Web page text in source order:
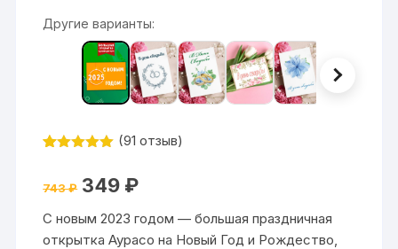
Другие варианты:
на основе
пользовател
я
(91 отзыв)
743₽ Первоначальная
цена
743 ₽.
349 ₽Текущая
С новым 2023 годом — большая праздничная
открытка Аурасо на Новый Год и Рождество,